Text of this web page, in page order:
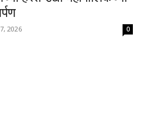
2026 0